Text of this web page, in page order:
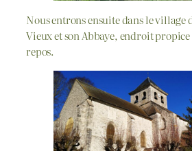
Nous entrons ensuite dans le village
Vieux et son Abbaye, endroit
repos.